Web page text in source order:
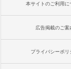
本サイトのご利用に
広告掲載のご案
プライバシーポリ